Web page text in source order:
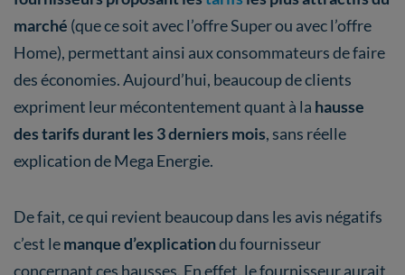
marché (que ce soit avec l’offre Super ou avec l’offre
Home), permettant ainsi aux consommateurs de faire
des économies. Aujourd’hui, beaucoup de clients
expriment leur mécontentement quant à la hausse
des tarifs durant les 3 derniers mois, sans réelle
explication de Mega Energie.
De fait, ce qui revient beaucoup dans les avis négatifs
c’est lemanque d’explicationdu fournisseur
concernant ces hausses. En effet, le fournisseur aurait